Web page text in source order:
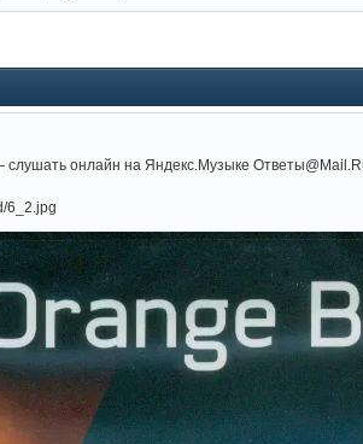
онлайн на Яндекс.Музыке